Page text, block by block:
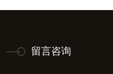
留言咨询